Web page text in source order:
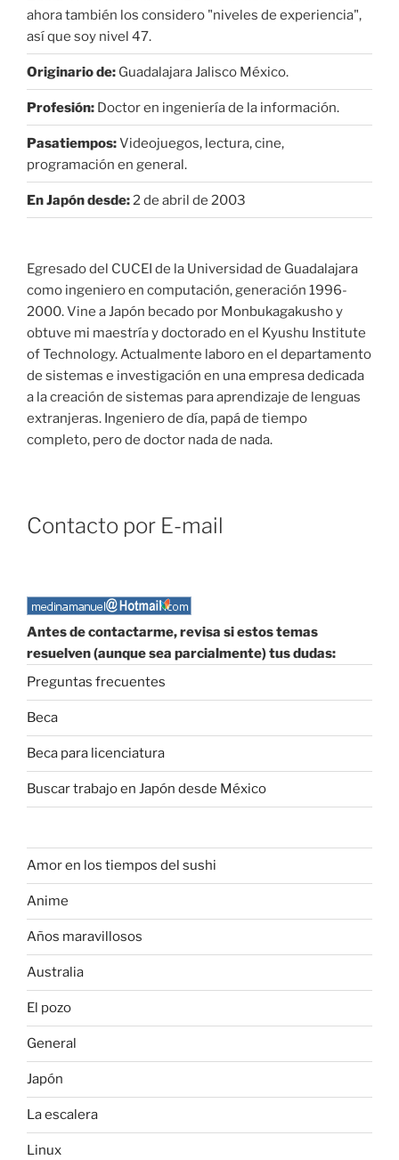
ahora también los considero "niveles de experiencia",
así que soy nivel 47.
Originario de: Guadalajara Jalisco México.
Profesión: Doctor en ingeniería de la información.
Pasatiempos:Videojuegos, lectura, cine,
programación en general.
En Japón desde:2 de abril de 2003
Egresado del CUCEI de la Universidad de Guadalajara
como ingeniero en computación, generación 1996-
2000. Vine a Japón becado por Monbukagakusho y
obtuve mi maestría y doctorado en el Kyushu Institute
of Technology. Actualmente laboro en el departamento
de sistemas e investigación en una empresa dedicada
a la creación de sistemas para aprendizaje de lenguas
extranjeras. Ingeniero de día, papá de tiempo
completo, pero de doctor nada de nada.
Contacto por E-mail
Antes de contactarme, revisa si estos temas
resuelven (aunque sea parcialmente) tus dudas:
Preguntas frecuentes
Beca
Beca para licenciatura
Buscar trabajo en Japón desde México
Amor en los tiempos del sushi
Anime
Años maravillosos
Australia
El pozo
General
Japón
La escalera
Linux